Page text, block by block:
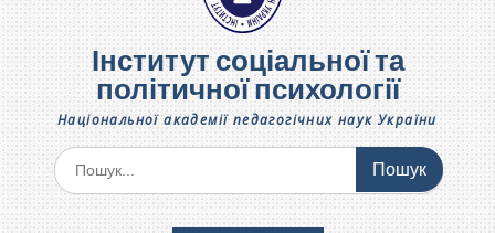
Інститут соціальної та
політичної психології
Національної академії педагогічних наук України
Шукати: